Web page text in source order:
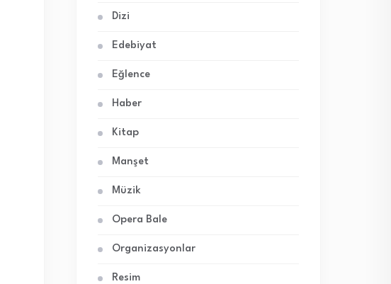
Dizi
Edebiyat
Eğlence
Haber
Kitap
Manşet
Müzik
Opera Bale
Organizasyonlar
Resim